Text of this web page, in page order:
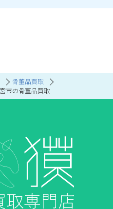
骨董品買取
市の骨董品買取